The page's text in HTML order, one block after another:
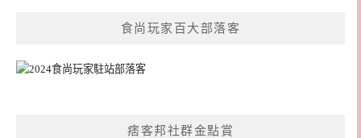
食尚玩家百大部落客
痞客邦社群金點賞